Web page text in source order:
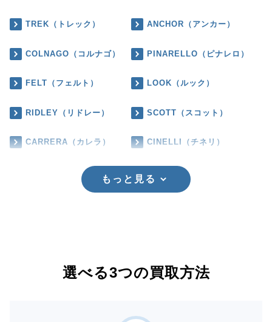
TREK（トレック） ANCHOR（アンカー）
COLNAGO（コルナゴ） PINARELLO（ピナレロ）
FELT（フェルト） LOOK（ルック）
RIDLEY（リドレー） SCOTT（スコット）
CARRERA（カレラ） CINELLI（チネリ）
もっと見る
選べる3つの買取方法